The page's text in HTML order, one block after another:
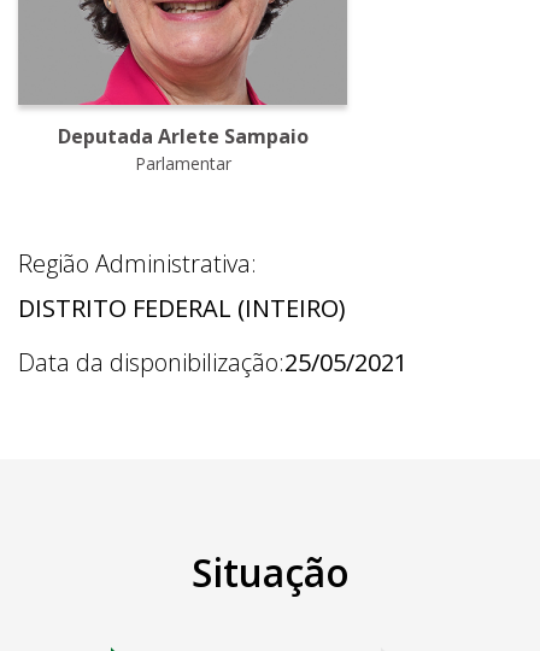
Deputada Arlete Sampaio
Parlamentar
Região Administrativa:
DISTRITO FEDERAL (INTEIRO)
Data da disponibilização:25/05/2021
Situação